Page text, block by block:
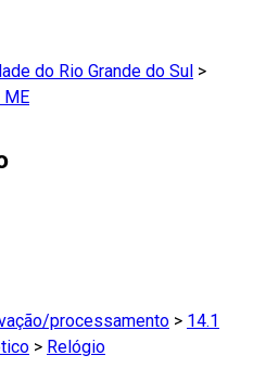
do Rio Grande do Sul >
ME
processamento > 14.1
> Relógio